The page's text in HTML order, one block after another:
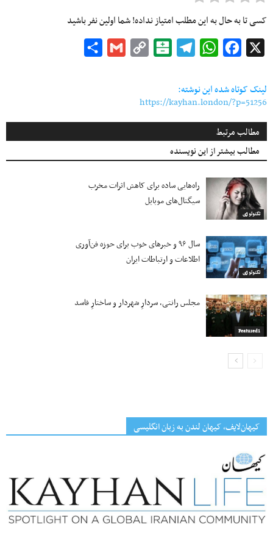
کسی تا به حال به این مطلب امتیاز نداده! شما اولین نفر باشید
Facebook
WhatsApp
Telegram
Balatarin
Copy
Gmail
لینک کوتاه شده این نوشته:
https://kayhan.london/?p=51256
مطالب مرتبط
مطالب بیشتر از این نویسنده
تکنولوژی
راه‌هایی ساده برای کاهش اثرات مخرب
سیگنال‌های موبایل
تکنولوژی
سال ۹۶ و خبرهای خوب برای حوزه فن‌آوری
اطلاعات و ارتباطات ایران
Featured1
مجلس رانتی، سردارِ شهردار و ساختارِ فاسد
کیهان‌لایف، کیهان لندن به زبان انگلیسی